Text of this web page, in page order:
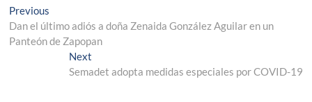
Navegación
de
entradas
Previous
post:
Dan el último adiós a doña Zenaida González Aguilar en un
Panteón de Zapopan
NextNext
post:
Semadet adopta medidas especiales por COVID-19